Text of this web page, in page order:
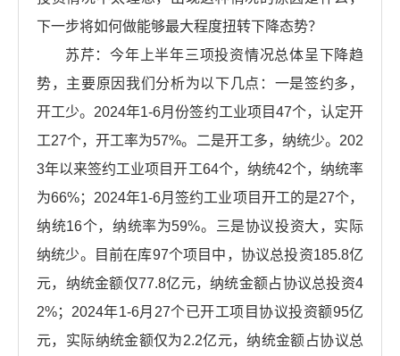
下一步将如何做能够最大程度扭转下降态势？
苏芹：今年上半年三项投资情况总体呈下降趋
势，主要原因我们分析为以下几点：一是签约多，
开工少。2024年1-6月份签约工业项目47个，认定开
工27个，开工率为57%。二是开工多，纳统少。202
3年以来签约工业项目开工64个，纳统42个，纳统率
为66%；2024年1-6月签约工业项目开工的是27个，
纳统16个，纳统率为59%。三是协议投资大，实际
纳统少。目前在库97个项目中，协议总投资185.8亿
元，纳统金额仅77.8亿元，纳统金额占协议总投资4
2%；2024年1-6月27个已开工项目协议投资额95亿
元，实际纳统金额仅为2.2亿元，纳统金额占协议总